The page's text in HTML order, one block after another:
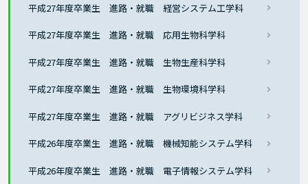
平成27年度卒業生 進路・就職 経営システム工学科
平成27年度卒業生 進路・就職 応用生物科学科
平成27年度卒業生 進路・就職 生物生産科学科
平成27年度卒業生 進路・就職 生物環境科学科
平成27年度卒業生 進路・就職 アグリビジネス学科
平成26年度卒業生 進路・就職 機械知能システム学科
平成26年度卒業生 進路・就職 電子情報システム学科